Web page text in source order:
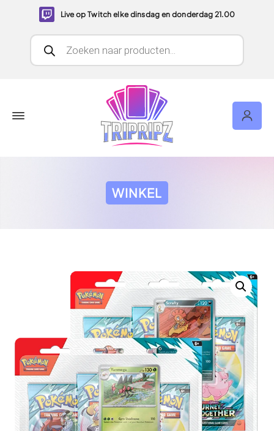
Live op Twitch elke dinsdag en donderdag 21.00
Producten zoeken
WINKEL